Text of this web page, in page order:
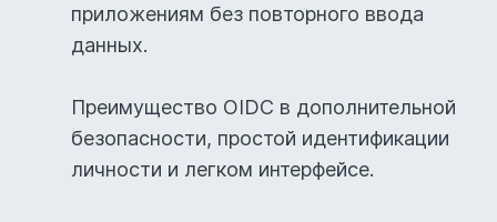
приложениям без повторного ввода
данных.
Преимущество OIDC в дополнительной
безопасности, простой идентификации
личности и легком интерфейсе.
Презентация
«Бесплатный сыр» – не
только в мышеловке.
Госключ как средство ЭП на